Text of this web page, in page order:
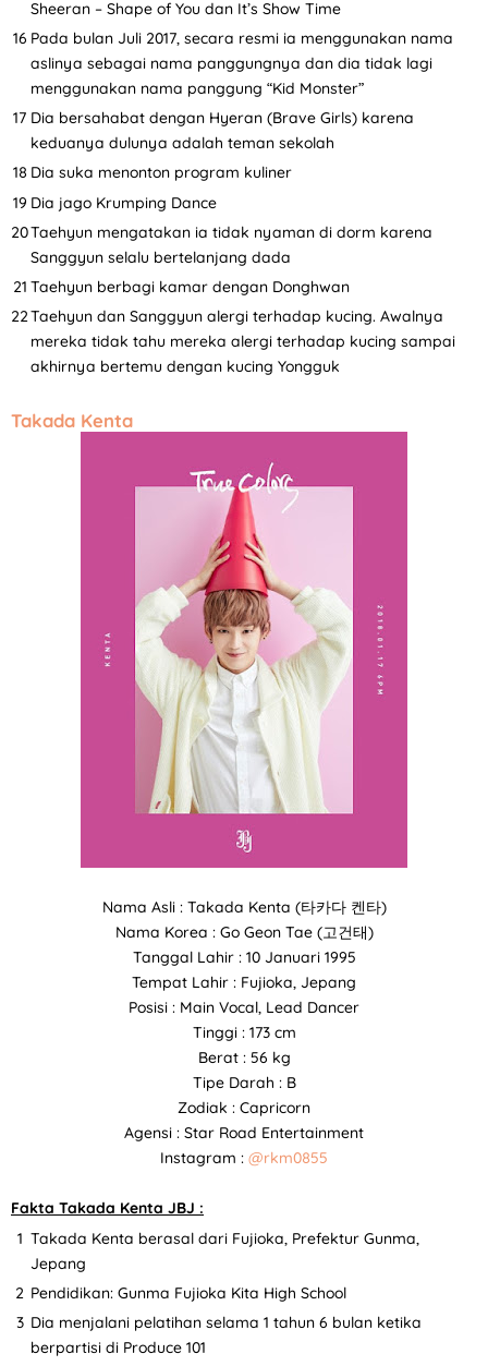
Sheeran – Shape of You dan It’s Show Time
Pada bulan Juli 2017, secara resmi ia menggunakan nama
aslinya sebagai nama panggungnya dan dia tidak lagi
menggunakan nama panggung “Kid Monster”
Dia bersahabat dengan Hyeran (Brave Girls) karena
keduanya dulunya adalah teman sekolah
Dia suka menonton program kuliner
Dia jago Krumping Dance
Taehyun mengatakan ia tidak nyaman di dorm karena
Sanggyun selalu bertelanjang dada
Taehyun berbagi kamar dengan Donghwan
Taehyun dan Sanggyun alergi terhadap kucing. Awalnya
mereka tidak tahu mereka alergi terhadap kucing sampai
akhirnya bertemu dengan kucing Yongguk
Takada Kenta
Nama Asli : Takada Kenta (타카다 켄타)
Nama Korea : Go Geon Tae (고건태)
Tanggal Lahir : 10 Januari 1995
Tempat Lahir : Fujioka, Jepang
Posisi : Main Vocal, Lead Dancer
Tinggi : 173 cm
Berat : 56 kg
Tipe Darah : B
Zodiak : Capricorn
Agensi : Star Road Entertainment
Instagram : @rkm0855
Fakta Takada Kenta JBJ :
Takada Kenta berasal dari Fujioka, Prefektur Gunma,
Jepang
Pendidikan: Gunma Fujioka Kita High School
Dia menjalani pelatihan selama 1 tahun 6 bulan ketika
berpartisi di Produce 101